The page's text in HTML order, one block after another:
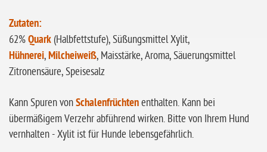
Zutaten:
62%Quark (Halbfettstufe), Süßungsmittel Xylit,
Hühnerei,Milcheiweiß, Maisstärke, Aroma, Säuerungsmittel
Zitronensäure, Speisesalz
Kann Spuren vonSchalenfrüchtenenthalten. Kann bei
übermäßigem Verzehr abführend wirken. Bitte von Ihrem Hund
vernhalten - Xylit ist für Hunde lebensgefährlich.